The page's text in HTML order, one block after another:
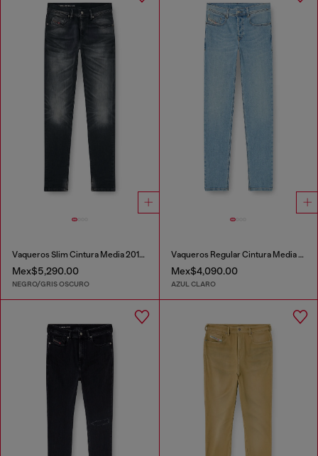
Vaqueros Slim Cintura Media 2019 D-Strukt
Mex$5,290.00
NEGRO/GRIS OSCURO
Vaqueros Regular Cintura Media 2023 D-Finitive
Mex$4,090.00
AZUL CLARO